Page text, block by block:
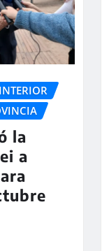
INTERIOR
la
a